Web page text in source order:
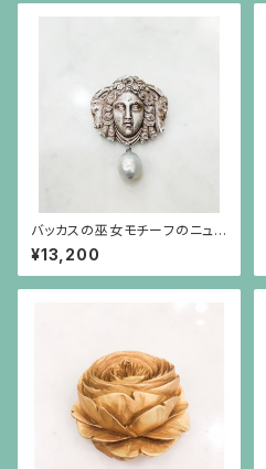
バッカスの巫女モチーフのニュ
ーラーヴァカメオの下にバロック
パールが揺れるブローチ
¥13,200